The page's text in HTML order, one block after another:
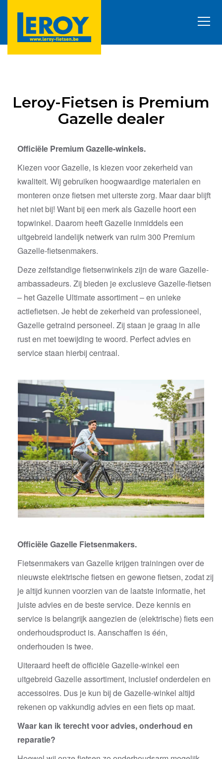
Leroy-Fietsen is Premium
Gazelle dealer
Officiële Premium Gazelle-winkels.
Kiezen voor Gazelle, is kiezen voor zekerheid van
kwaliteit. Wij gebruiken hoogwaardige materialen en
monteren onze fietsen met uiterste zorg. Maar daar blijft
het niet bij! Want bij een merk als Gazelle hoort een
topwinkel. Daarom heeft Gazelle inmiddels een
uitgebreid landelijk netwerk van ruim 300 Premium
Gazelle-fietsenmakers.
Deze zelfstandige fietsenwinkels zijn de ware Gazelle-
ambassadeurs. Zij bieden je exclusieve Gazelle-fietsen
– het Gazelle Ultimate assortiment – en unieke
actiefietsen. Je hebt de zekerheid van professioneel,
Gazelle getraind personeel. Zij staan je graag in alle
rust en met toewijding te woord. Perfect advies en
service staan hierbij centraal.
Officiële Gazelle Fietsenmakers.
Fietsenmakers van Gazelle krijgen trainingen over de
nieuwste elektrische fietsen en gewone fietsen, zodat zij
je altijd kunnen voorzien van de laatste informatie, het
juiste advies en de beste service. Deze kennis en
service is belangrijk aangezien de (elektrische) fiets een
onderhoudsproduct is. Aanschaffen is één,
onderhouden is twee.
Uiteraard heeft de officiële Gazelle-winkel een
uitgebreid Gazelle assortiment, inclusief onderdelen en
accessoires. Dus je kun bij de Gazelle-winkel altijd
rekenen op vakkundig advies en een fiets op maat.
Waar kan ik terecht voor advies, onderhoud en
reparatie?